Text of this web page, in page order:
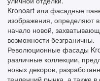
Kronoart или фасадные
изображения, определяют в
начало новой,
возможности безграничны.
Революционные фасады
различные коллекции,
новых декоров,
тенденций рынка, а также в